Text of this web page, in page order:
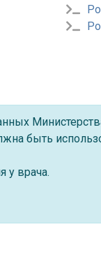
быть
у врача.